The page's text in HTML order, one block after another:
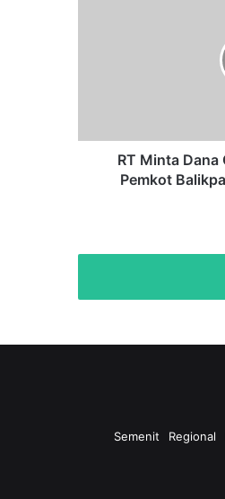
Bahas
TeknisnyaRT Minta
Pemkot
Semenit Regional